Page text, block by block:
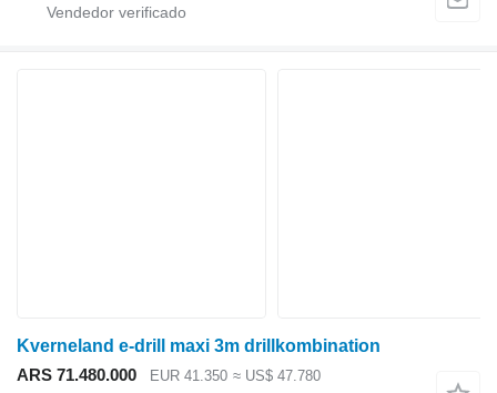
Kverneland e-drill maxi 3m drillkombination
ARS 71.480.000
EUR 41.350 ≈ US$ 47.780